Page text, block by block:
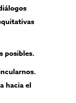
posibles.
hacia el